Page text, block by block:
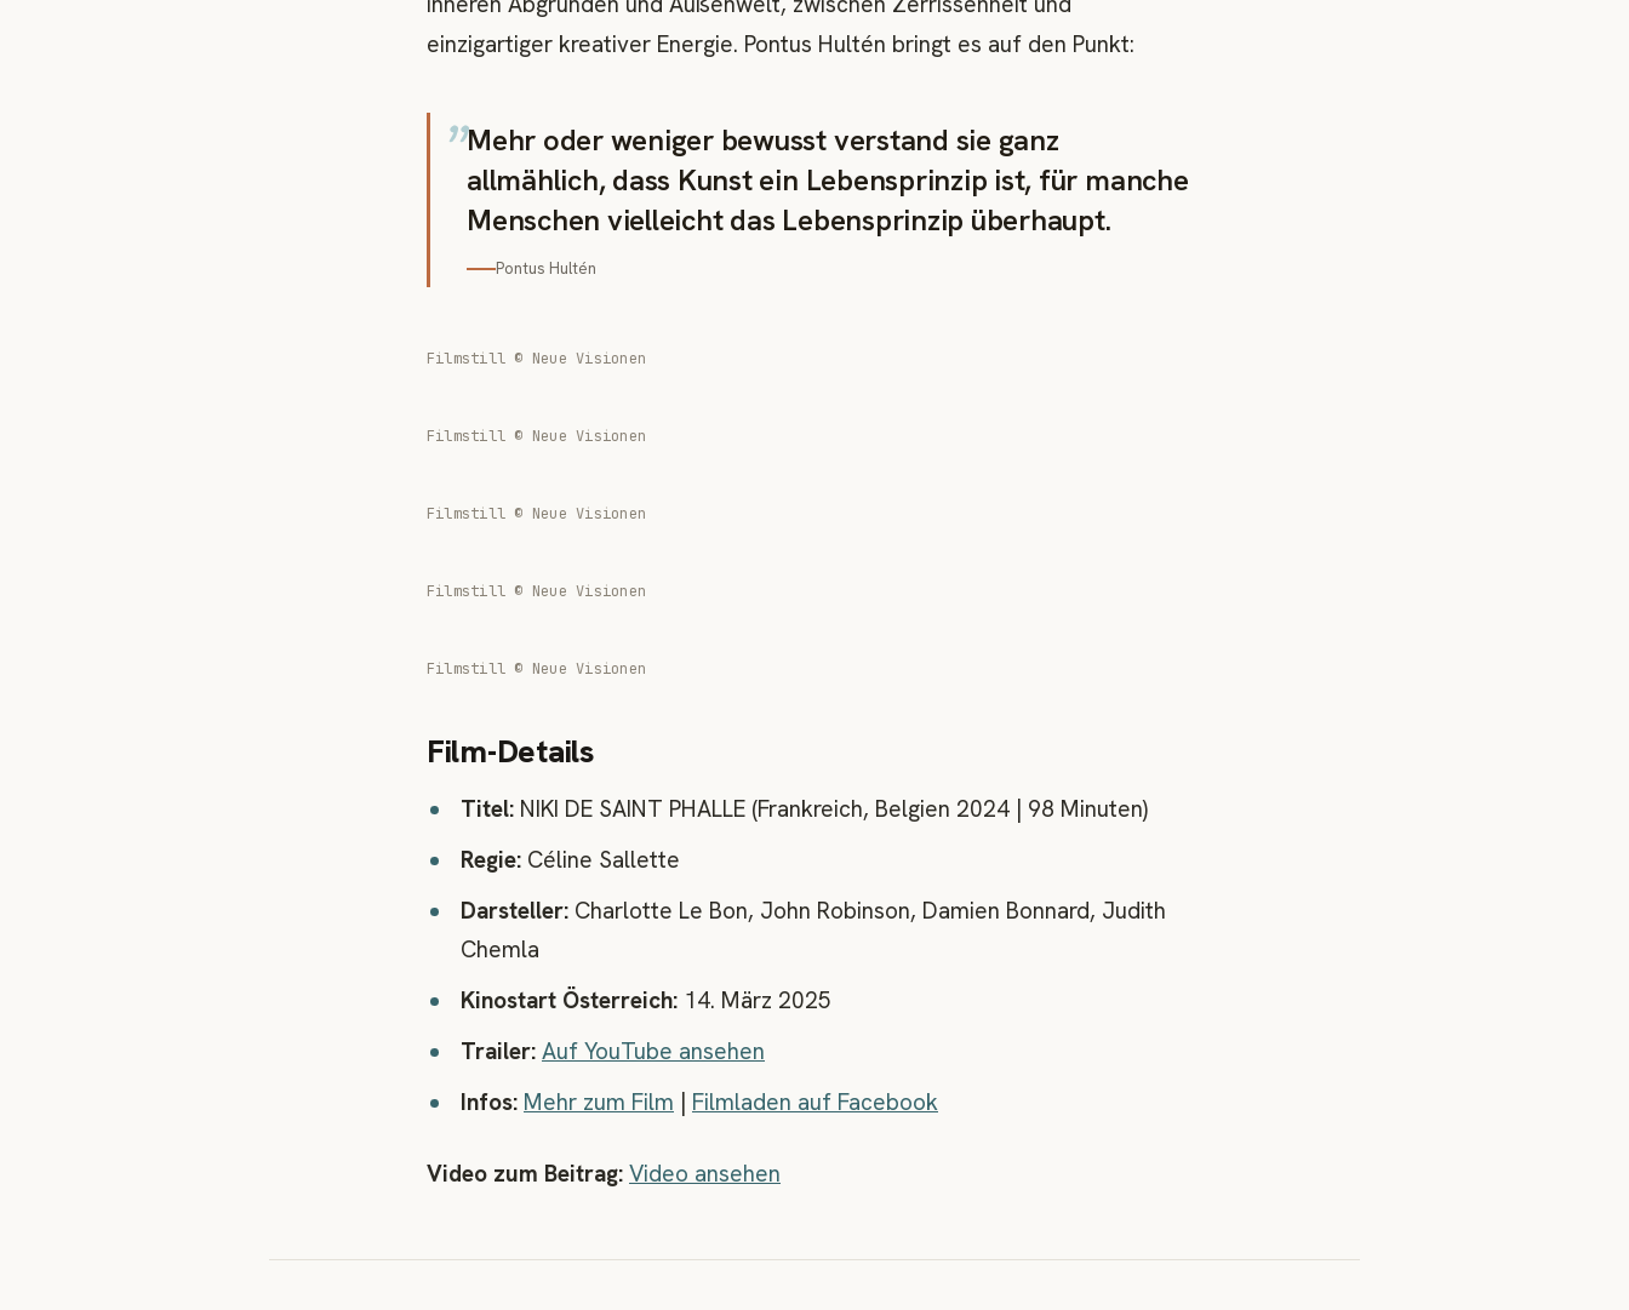
einzigartiger kreativer Energie. Pontus Hultén bringt es auf den Punkt:
„Mehr oder weniger bewusst verstand sie ganz
allmählich, dass Kunst ein Lebensprinzip ist, für manche
Menschen vielleicht das Lebensprinzip überhaupt.
Pontus Hultén
Filmstill © Neue Visionen
Filmstill © Neue Visionen
Filmstill © Neue Visionen
Filmstill © Neue Visionen
Filmstill © Neue Visionen
Film-Details
Titel: NIKI DE SAINT PHALLE (Frankreich, Belgien 2024 | 98 Minuten)
Regie: Céline Sallette
Darsteller: Charlotte Le Bon, John Robinson, Damien Bonnard, Judith
Chemla
Kinostart Österreich: 14. März 2025
Trailer: Auf YouTube ansehen
Infos: Mehr zum Film | Filmladen auf Facebook
Video zum Beitrag: Video ansehen